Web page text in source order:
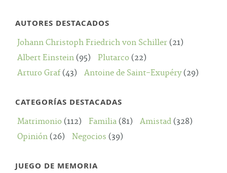
AUTORES DESTACADOS
Johann Christoph Friedrich von Schiller (21)
Albert Einstein (95) Plutarco (22)
Arturo Graf(43) Antoine de Saint-Exupéry(29)
CATEGORÍAS DESTACADAS
Matrimonio (112) Familia (81) Amistad (328)
Opinión (26) Negocios (39)
JUEGO DE MEMORIA